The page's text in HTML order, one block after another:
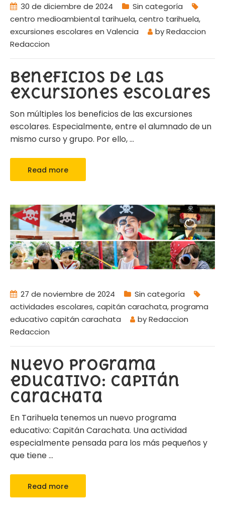
30 de diciembre de 2024
Sin categoría
centro medioambiental tarihuela,centro tarihuela,
excursiones escolares en Valencia
byRedaccion
Redaccion
Beneficios de las
excursiones escolares
Son múltiples los beneficios de las excursiones
escolares. Especialmente, entre el alumnado de un
mismo curso y grupo. Por ello,…
Read more
27 de noviembre de 2024
Sin categoría
actividades escolares,capitán carachata,programa
educativo capitán carachata
byRedaccion
Redaccion
Nuevo programa
educativo: Capitán
Carachata
En Tarihuela tenemos un nuevo programa
educativo: Capitán Carachata. Una actividad
especialmente pensada para los más pequeños y
que tiene…
Read more